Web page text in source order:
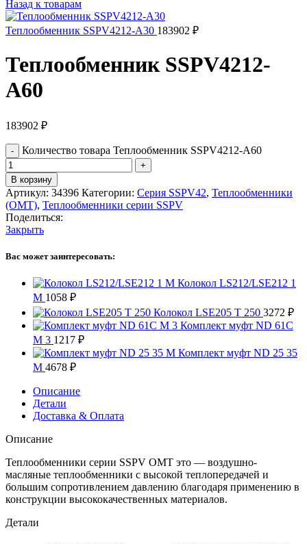
Назад к товарам
Теплообменник SSPV4212-A30 183902 ₽
Теплообменник SSPV4212-
A60
183902 ₽
Количество товара Теплообменник SSPV4212-A60
В корзину
Артикул: 34396 Категории: Серия SSPV42, Теплообменники
(OMT), Теплообменники серии SSPV
Поделиться:
Закрыть
Вас может заинтересовать:
Колокол LS212/LSE212 1
M 1058 ₽
Колокол LSE205 T 250 3272 ₽
Комплект муфт ND 61C
M 3 1217 ₽
Комплект муфт ND 25 35
M 4678 ₽
Описание
Детали
Доставка & Оплата
Описание
Теплообменники серии SSPV OMT это — воздушно-
масляные теплообменники с высокой теплопередачей и
большим сопротивлением давлению благодаря применению в
конструкции высококачественных материалов.
Детали